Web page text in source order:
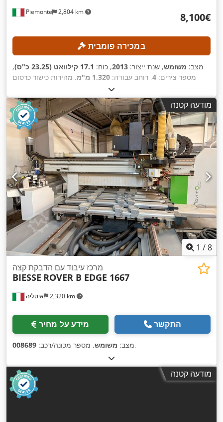
Piemonte 2,804 km ‏8,100 ‏€
במכירה פומבית
מצב: משומש, שנת ייצור: 2013, כוח: 17.1 קילוואט (23.25 כ"ס)
,
מספר צירים: 4, רוחב עבודה: 1,320 מ"מ
, מהירות כישור כרסום
24,000 סל"ד
מודעה קטנה
1 /8
איטליה 2,320 km
מרכז עיבוד עם הדבקת קצה
BIESSE ROVER B EDGE 1667
מידע על מחיר התקשר
מצב: משומש, מספר מכונה/רכב: 008689 ,
מודעה קטנה